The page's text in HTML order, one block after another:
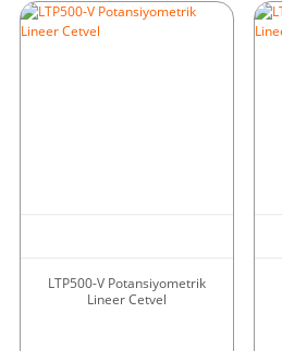
LTP500-V Potansiyometrik
Lineer Cetvel